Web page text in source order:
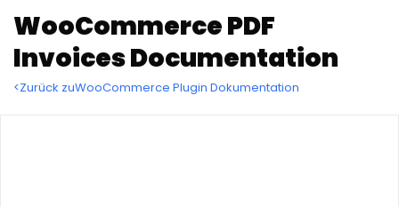
WooCommerce PDF
Invoices Documentation
<Zurück zuWooCommerce Plugin Dokumentation